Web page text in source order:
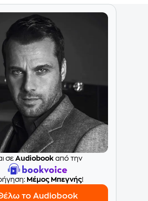
σε Audiobookαπό την
Μέμος Μπεγνής!
το Audiobook